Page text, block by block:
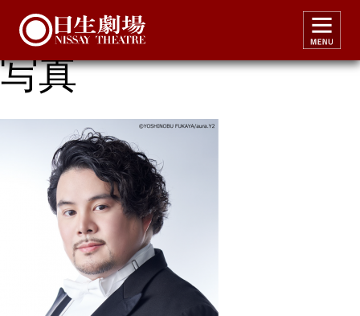
ルチアピロコン宮里
写真